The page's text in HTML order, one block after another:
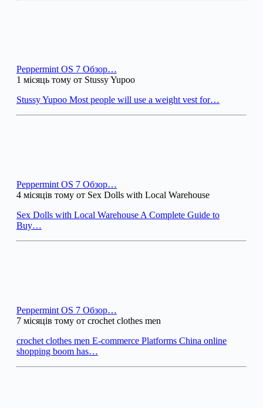
Peppermint OS 7 Обзор…
1 місяць тому от Stussy Yupoo
Stussy Yupoo Most people will use a weight vest for…
Peppermint OS 7 Обзор…
4 місяців тому от Sex Dolls with Local Warehouse
Sex Dolls with Local Warehouse A Complete Guide to
Buy…
Peppermint OS 7 Обзор…
7 місяців тому от crochet clothes men
crochet clothes men E-commerce Platforms China online
shopping boom has…